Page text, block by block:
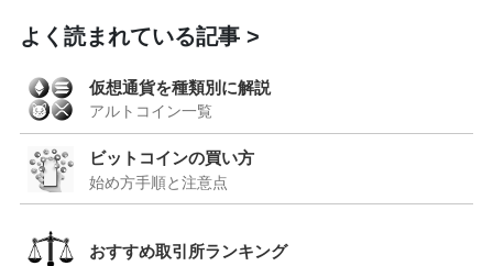
よく読まれている記事
仮想通貨を種類別に解説
アルトコイン一覧
ビットコインの買い方
始め方手順と注意点
おすすめ取引所ランキング